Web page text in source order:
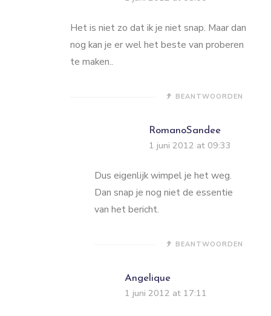
Het is niet zo dat ik je niet snap. Maar dan
nog kan je er wel het beste van proberen
te maken..
BEANTWOORDEN
RomanoSandee
1 juni 2012 at 09:33
Dus eigenlijk wimpel je het weg.
Dan snap je nog niet de essentie
van het bericht.
BEANTWOORDEN
Angelique
1 juni 2012 at 17:11